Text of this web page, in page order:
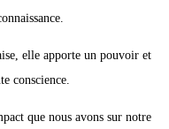
elle apporte un pouvoir et
conscience.
que nous avons sur notre